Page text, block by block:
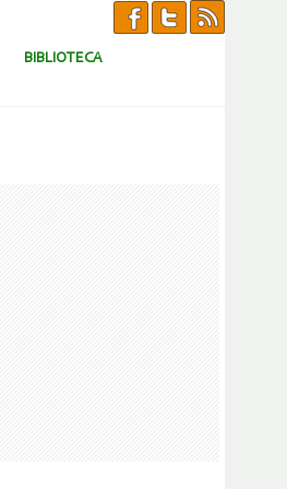
BIBLIOTECA